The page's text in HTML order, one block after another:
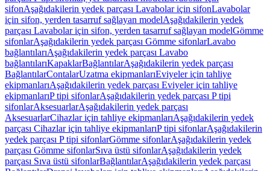
sifonAşağıdakilerin yedek parçası Lavabolar için sifonLavabolar
için sifon, yerden tasarruf sağlayan modelAşağıdakilerin yedek
parçası Lavabolar için sifon, yerden tasarruf sağlayan modelGömme
sifonlarAşağıdakilerin yedek parçası Gömme sifonlarLavabo
bağlantılarıAşağıdakilerin yedek parçası Lavabo
bağlantılarıKapaklarBağlantılarAşağıdakilerin yedek parçası
BağlantılarContalarUzatma ekipmanlarıEviyeler için tahliye
ekipmanlarıAşağıdakilerin yedek parçası Eviyeler için tahliye
ekipmanlarıP tipi sifonlarAşağıdakilerin yedek parçası P tipi
sifonlarAksesuarlarAşağıdakilerin yedek parçası
AksesuarlarCihazlar için tahliye ekipmanlarıAşağıdakilerin yedek
parçası Cihazlar için tahliye ekipmanlarıP tipi sifonlarAşağıdakilerin
yedek parçası P tipi sifonlarGömme sifonlarAşağıdakilerin yedek
parçası Gömme sifonlarSıva üstü sifonlarAşağıdakilerin yedek
parçası Sıva üstü sifonlarBağlantılarAşağıdakilerin yedek parçası